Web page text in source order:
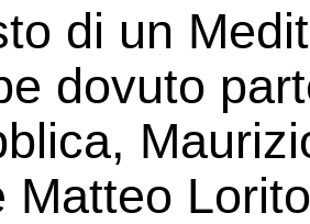
di un
dovuto
Matteo